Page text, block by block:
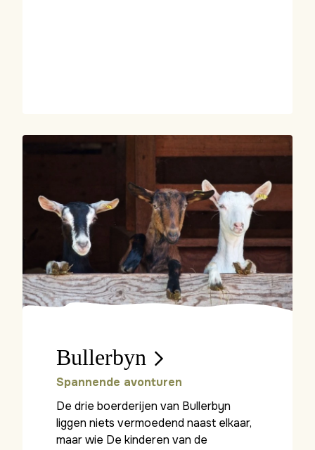
Bullerbyn
Spannende avonturen
De drie boerderijen van Bullerbyn
liggen niets vermoedend naast elkaar,
maar wie De kinderen van de